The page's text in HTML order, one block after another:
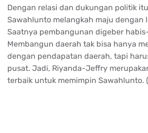
Dengan relasi dan dukungan politik
Sawahlunto melangkah maju dengan
Saatnya pembangunan digeber
Membangun daerah tak bisa hanya
dengan pendapatan daerah, tapi
pusat. Jadi, Riyanda-Jeffry
terbaik untuk memimpin Sawahlunto.